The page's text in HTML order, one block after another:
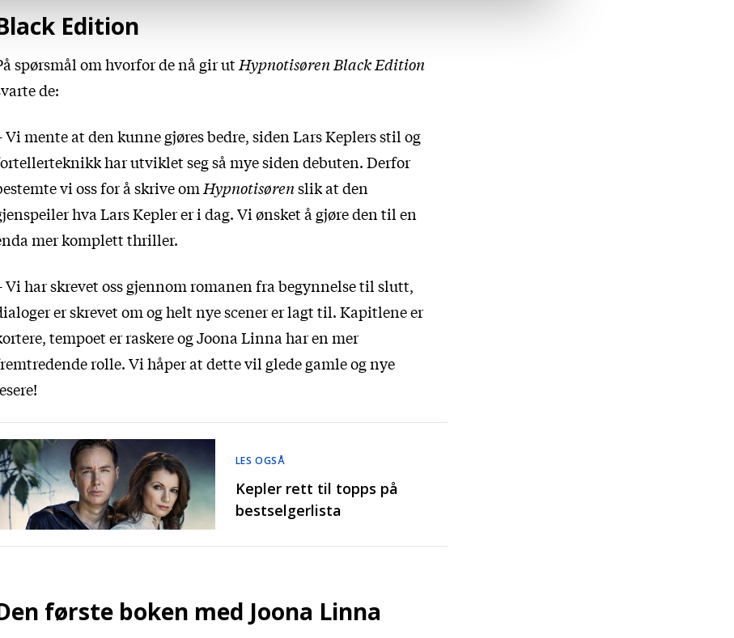
Edition
spørsmål om hvorfor de nå gir utHypnotisøren Black Edition
de:
Vi mente at den kunne gjøres bedre, siden Lars Keplers stil og
har utviklet seg så mye siden debuten. Derfor
vi oss for å skrive om Hypnotisørenslik at den
hva Lars Kepler er i dag. Vi ønsket å gjøre den til en
mer komplett thriller.
Vi har skrevet oss gjennom romanen fra begynnelse til slutt,
er skrevet om og helt nye scener er lagt til. Kapitlene er
tempoet er raskere og Joona Linna har en mer
rolle. Vi håper at dette vil glede gamle og nye
LES OGSÅ
Kepler rett til topps på
bestselgerlista
første boken med Joona Linna